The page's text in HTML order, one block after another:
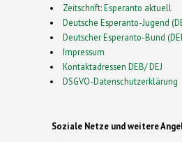
Zeitschrift: Esperanto aktuell
Deutsche Esperanto-Jugend
Deutscher Esperanto-Bund
Impressum
Kontaktadressen DEB/ DEJ
DSGVO-Datenschutzerklärung
Soziale Netze und weitere